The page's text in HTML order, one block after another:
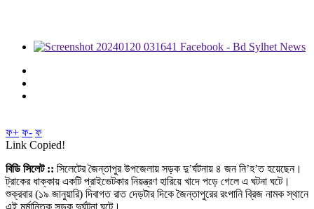
ফ+ ফ- ফ
Link Copied!
বিডি সিলেট :: সিলেটের জৈন্তাপুর উপজেলায় সড়ক দু’র্ঘটনায় ৪ জন নি’হ’ত হয়েছেন।
ট্রাকের ধাক্কায় একটি প্রাইভেটকার নিয়ন্ত্রণ হারিয়ে খাদে পড়ে গেলে এ ঘটনা ঘটে।
শুক্রবার (১৯ জানুয়ারি) দিবাগত রাত দেড়টার দিকে জৈন্তাপুরের রংপানি ব্রিজ নামক স্থানে
এই মর্মান্তিক সড়ক দুর্ঘটনা ঘটে।